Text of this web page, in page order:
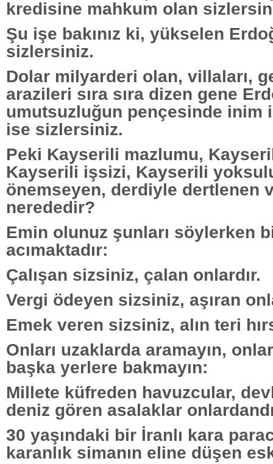
kredisine mahkum olan
Şu işe bakınız ki, yükselen
sizlersiniz.
Dolar milyarderi olan, villaları,
arazileri sıra sıra dizen gene
umutsuzluğun pençesinde inim
ise sizlersiniz.
Peki Kayserili mazlumu,
Kayserili işsizi, Kayserili
önemseyen, derdiyle dertlenen
nerededir?
Emin olunuz şunları söylerken
acımaktadır:
Çalışan sizsiniz, çalan onlardır.
Vergi ödeyen sizsiniz, aşıran
Emek veren sizsiniz, alın teri
Onları uzaklarda aramayın,
başka yerlere bakmayın:
Millete küfreden havuzcular,
deniz gören asalaklar
30 yaşındaki bir İranlı kara
karanlık simanın eline düşen